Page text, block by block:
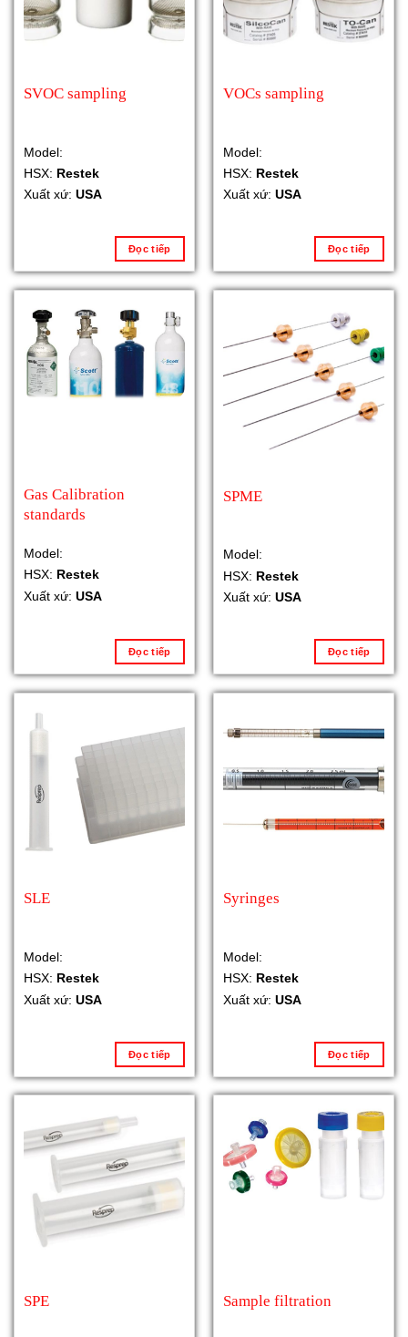
SVOC sampling
Model:
HSX: Restek
Xuất xứ: USA
Đọc tiếp
VOCs sampling
Model:
HSX: Restek
Xuất xứ: USA
Đọc tiếp
Gas Calibration
standards
Model:
HSX: Restek
Xuất xứ: USA
Đọc tiếp
SPME
Model:
HSX: Restek
Xuất xứ: USA
Đọc tiếp
SLE
Model:
HSX: Restek
Xuất xứ: USA
Đọc tiếp
Syringes
Model:
HSX: Restek
Xuất xứ: USA
Đọc tiếp
SPE Sample filtration